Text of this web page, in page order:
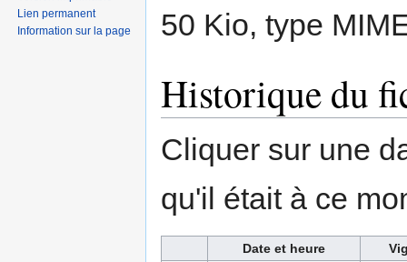
50 Kio, type
Historique du
Cliquer sur une
qu'il était à ce
Date et heure
Lien permanent
Information sur la page